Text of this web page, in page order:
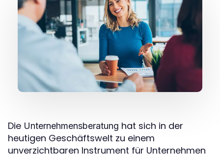
Die Unternehmensberatung hat sich in der
heutigen Geschäftswelt zu einem
unverzichtbaren Instrument für Unternehmen